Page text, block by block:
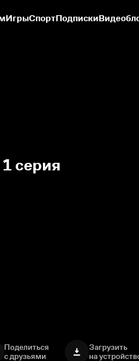
ИгрыСпортПодписки
серия
Поделиться
с друзьями
Загрузить
на